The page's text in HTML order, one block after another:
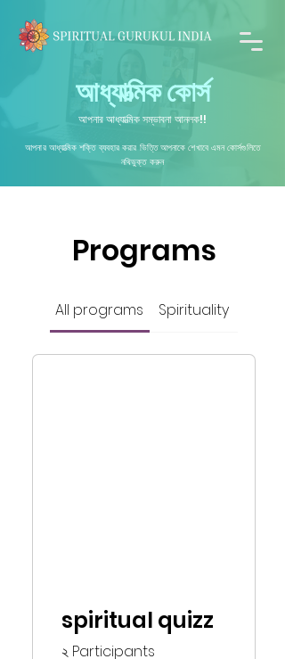
আধ্যাত্মিক কোর্স
আপনার আধ্যাত্মিক সম্ভাবনা আনলক!!
আপনার আধ্যাত্মিক শক্তি ব্যবহার করার ভিত্তি আপনাকে শেখাবে এমন কোর্সগুলিতে
নথিভুক্ত করুন
Programs
All programs Spirituality
spiritual quizz
২ Participants